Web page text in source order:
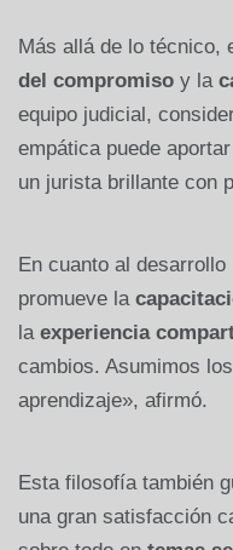
Más allá de lo técnico,
del compromiso y la
equipo judicial,
empática puede
un jurista brillante con
En cuanto al
promueve la
la experiencia
cambios. Asumimos
aprendizaje», afirmó.
Esta filosofía también
una gran satisfacción